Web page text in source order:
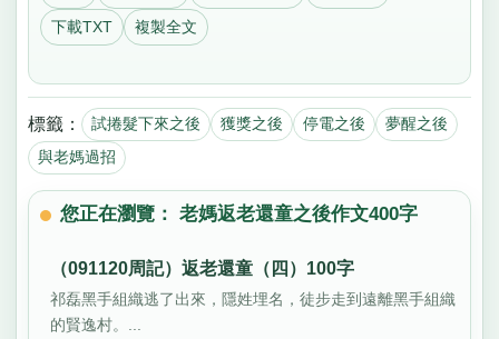
下載TXT 複製全文
標籤： 試捲髮下來之後 獲獎之後 停電之後
夢醒之後
與老媽過招
您正在瀏覽： 老媽返老還童之後作文400字
（091120周記）返老還童（四）100字
祁磊黑手組織逃了出來，隱姓埋名，徒步走到遠離黑手組織
的賢逸村。...